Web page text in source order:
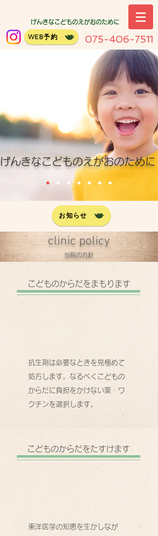
げんきなこどものえがおのために
WEB予約 075-406-7511
げんきなこどものえがおのために
お知らせ
clinic policy
​当院の方針
こどものからだをまもります
抗生剤は必要なときを見極めて
処方します。なるべくこどもの
からだに負担をかけない薬・ワ
クチンを選択します。
こどものからだをたすけます
東洋医学の知恵を生かしなが